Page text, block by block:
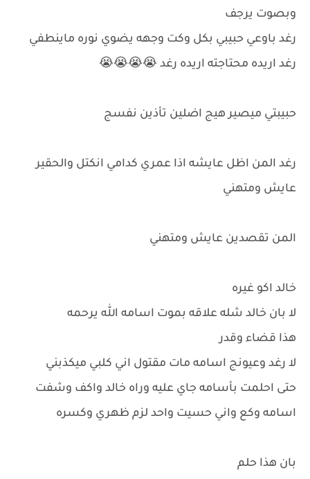
وبصوت يرجف
رغد باوعي حبيبي بكل وكت وجهه يضوي نوره ماينطفي
رغد اريده محتاجته اريده رغد 😭😭😭😭
حبيبتي ميصير هيج اضلين تأذين نفسج
رغد المن اظل عايشه اذا عمري كدامي انكتل والحقير
عايش ومتهني
المن تقصدين عايش ومتهني
خالد اكو غيره
لا بان خالد شله علاقه بموت اسامه الله يرحمه
هذا قضاء وقدر
لا رغد وعيونج اسامه مات مقتول اني كلبي ميكذبني
حتى احلمت بأسامه جاي عليه وراه خالد واكف وشفت
اسامه وكع واني حسيت واحد لزم ظهري وكسره
بان هذا حلم